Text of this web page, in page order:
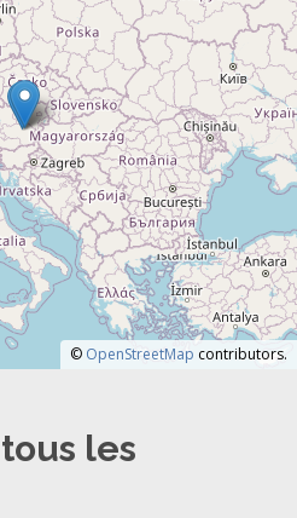
© OpenStreetMap contributors.
les